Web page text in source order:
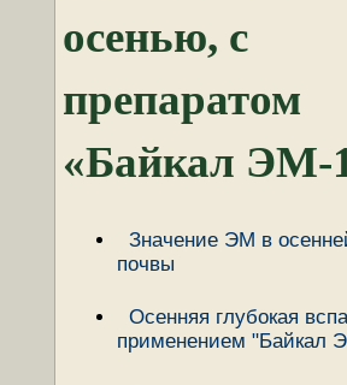
осенью, с
препаратом
«Байкал ЭМ-
Значение ЭМ в
почвы
Осенняя глубокая
применением "Байкал